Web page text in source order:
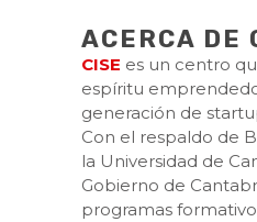
ACERCA DE
CISE es un centro
espíritu
generación de
Con el respaldo de
la Universidad de
Gobierno de
programas